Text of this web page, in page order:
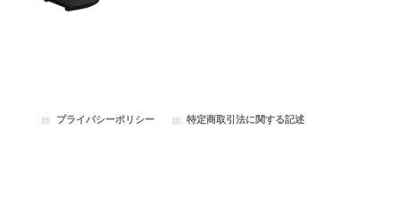
プライバシーポリシー 特定商取引法に関する記述